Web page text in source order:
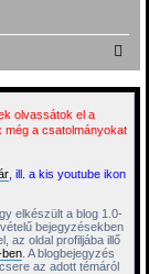
olvassátok el a
még a csatolmányokat
, ill. a kis youtube ikon
elkészült a blog 1.0-
bejegyzésekben
az oldal profiljába illő
ben . A blogbejegyzés
az adott témáról